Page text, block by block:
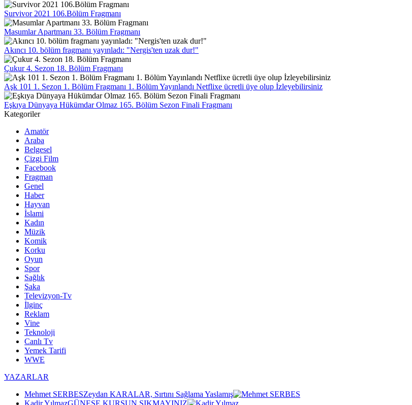
Survivor 2021 106.Bölüm Fragmanı
Masumlar Apartmanı 33. Bölüm Fragmanı
Akıncı 10. bölüm fragmanı yayınladı: "Nergis'ten uzak dur!"
Çukur 4. Sezon 18. Bölüm Fragmanı
Aşk 101 1. Sezon 1. Bölüm Fragmanı 1. Bölüm Yayınlandı Netflixe ücretli üye olup İzleyebilirsiniz
Eşkıya Dünyaya Hükümdar Olmaz 165. Bölüm Sezon Finali Fragmanı
Kategoriler
Amatör
Araba
Belgesel
Çizgi Film
Facebook
Fragman
Genel
Haber
Hayvan
İslami
Kadın
Müzik
Komik
Korku
Oyun
Spor
Sağlık
Şaka
Televizyon-Tv
İlginç
Reklam
Vine
Teknoloji
Canlı Tv
Yemek Tarifi
WWE
YAZARLAR
Mehmet SERBESZeydan KARALAR, Sırtını Sağlama Yaslamış
Kadir YılmazGÜNEŞE KURŞUN SIKMAYINIZ